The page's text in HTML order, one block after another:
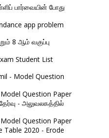
பார்வையின் போது
app problem
8 ஆம் வகுப்பு
Student List
- Model Question
Question Paper
- அலுவலகத்தில்
Question Paper
Table 2020 - Erode